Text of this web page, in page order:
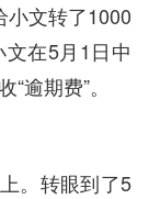
文转了1000
文在5月1日中
逾期费”。
。转眼到了5